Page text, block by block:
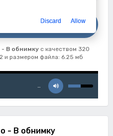
- В обнимкус качеством 320
и размером файла: 6.25 мб
…
- В обнимку
Discard Allow